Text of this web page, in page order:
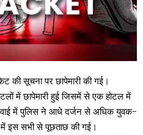
की सूचना पर छापेमारी की गई।
में छापेमारी हुई जिसमें से एक होटल में
में पुलिस ने आधे दर्जन से अधिक युवक-
में इस सभी से पूछताछ की गई।